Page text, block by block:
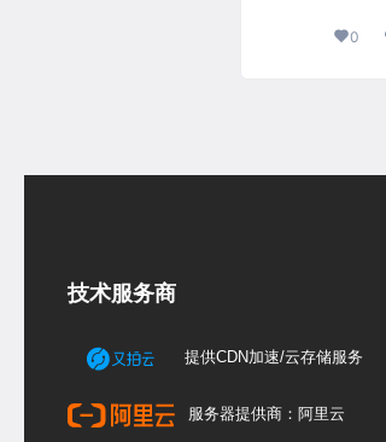
0
技术服务商
提供CDN加速/云存储服务
服务器提供商：阿里云